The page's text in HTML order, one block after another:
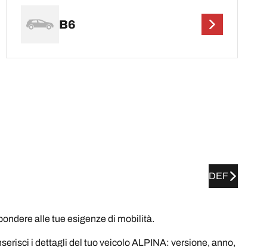
B6
DEF
alle tue esigenze di mobilità.
i dettagli del tuo veicolo ALPINA: versione, anno,